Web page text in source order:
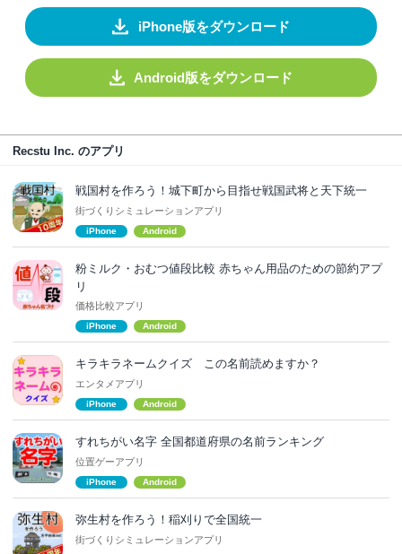
iPhone版をダウンロード
Android版をダウンロード
Recstu Inc. のアプリ
戦国村を作ろう！城下町から目指せ戦国武将と天下統一
街づくりシミュレーションアプリ
iPhone Android
粉ミルク・おむつ値段比較 赤ちゃん用品のための節約アプ
リ
価格比較アプリ
iPhone Android
キラキラネームクイズ この名前読めますか？
エンタメアプリ
iPhone Android
すれちがい名字 全国都道府県の名前ランキング
位置ゲーアプリ
iPhone Android
弥生村を作ろう！稲刈りで全国統一
街づくりシミュレーションアプリ